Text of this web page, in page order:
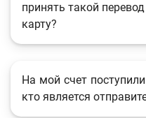
принять такой
карту?
На мой счет
кто является